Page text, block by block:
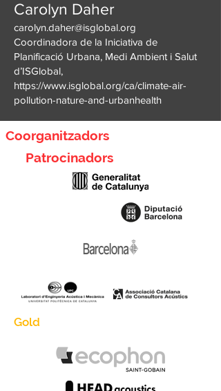
Carolyn Daher
carolyn.daher@isglobal.org
Coordinadora de la Iniciativa de
Planificació Urbana, Medi Ambient i Salut
d’ISGlobal,
https://www.isglobal.org/ca/climate-air-
pollution-nature-and-urbanhealth
Coorganitzadors
Patrocinadors
Gold